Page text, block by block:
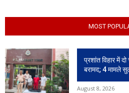
MOST
प्रशांत विहार में
बरामद; 4 मामले
August 8, 2026